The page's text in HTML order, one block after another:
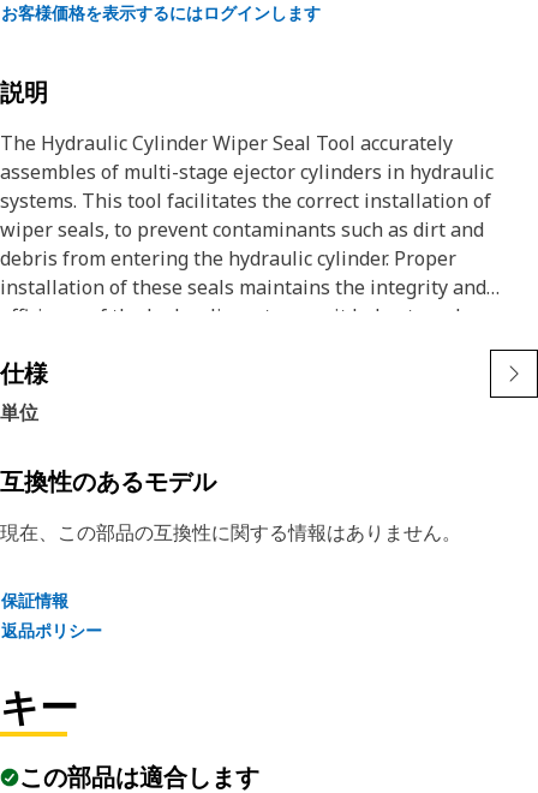
お客様価格を表示するにはログインします
説明
The Hydraulic Cylinder Wiper Seal Tool accurately
assembles of multi-stage ejector cylinders in hydraulic
systems. This tool facilitates the correct installation of
wiper seals, to prevent contaminants such as dirt and
debris from entering the hydraulic cylinder. Proper
installation of these seals maintains the integrity and
efficiency of the hydraulic system, as it helps to reduce
wear, extend the service life of the cylinder, and ensure
smooth operation.
Attributes:
• Compatible with different sizes of multi-stage ejector
cylinders.
• Reduces the risk of damage during seal installation.
Applications:
The Hydraulic Cylinder Wiper Seal Tool is employed during
multi-stage ejector cylinders, found in different hydraulic
systems within the equipment.
仕様
単位
互換性のあるモデル
現在、この部品の互換性に関する情報はありません。
保証情報
返品ポリシー
キー
この部品は適合します